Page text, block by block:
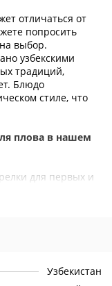
отличаться от
попросить
выбор.
узбекскими
традиций,
Блюдо
стиле, что
плова в нашем
для первых и
стиле на
и наши
Узбекистан